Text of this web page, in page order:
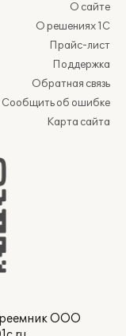
О сайте
О решениях 1С
Прайс-лист
Поддержка
Обратная связь
Сообщить об ошибке
Карта сайта
ООО